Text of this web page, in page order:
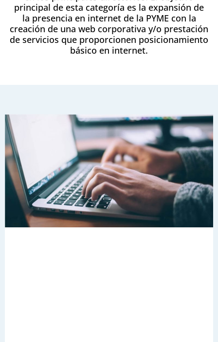
principal de esta categoría es la expansión de
la presencia en internet de la PYME con la
creación de una web corporativa y/o prestación
de servicios que proporcionen posicionamiento
básico en internet.